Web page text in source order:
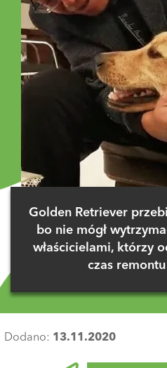
Golden Retriever
bo nie mógł
właścicielami, którzy
czas
Dodano: 13.11.2020